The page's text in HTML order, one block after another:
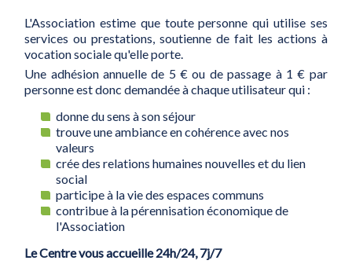
L'Association estime que toute personne qui utilise ses
services ou prestations, soutienne de fait les actions à
vocation sociale qu'elle porte.
Une adhésion annuelle de 5 € ou de passage à 1 € par
personne est donc demandée à chaque utilisateur qui :
donne du sens à son séjour
trouve une ambiance en cohérence avec nos
valeurs
crée des relations humaines nouvelles et du lien
social
participe à la vie des espaces communs
contribue à la pérennisation économique de
l'Association
Le Centre vous accueille 24h/24, 7j/7